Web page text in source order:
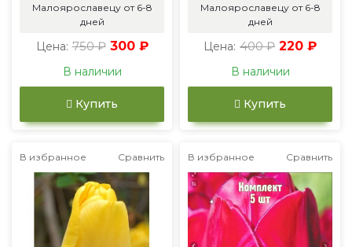
Малоярославецу от 6-8
дней
Цена: 750 ₽ 300 ₽
В наличии
Купить
Малоярославецу от 6-8
дней
Цена: 400 ₽ 220 ₽
В наличии
Купить
В избранное Сравнить В избранное Сравнить